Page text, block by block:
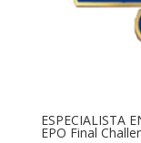
ESPECIALISTA
EPO Final